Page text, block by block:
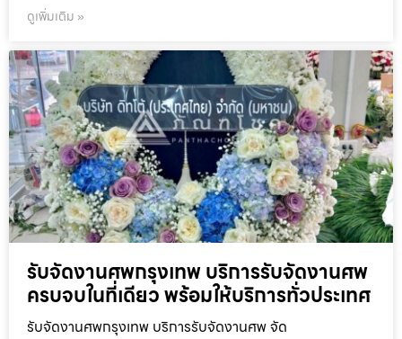
ดูเพิ่มเติม »
รับจัดงานศพกรุงเทพ บริการรับจัดงานศพ
ครบจบในที่เดียว พร้อมให้บริการทั่วประเทศ
รับจัดงานศพกรุงเทพ บริการรับจัดงานศพ จัด